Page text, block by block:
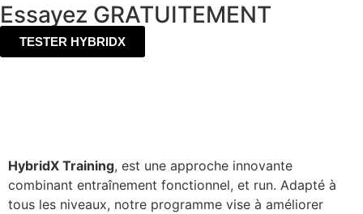
Essayez GRATUITEMENT
TESTER HYBRIDX
HybridX Training, est une approche innovante
combinant entraînement fonctionnel, et run. Adapté à
tous les niveaux, notre programme vise à améliorer